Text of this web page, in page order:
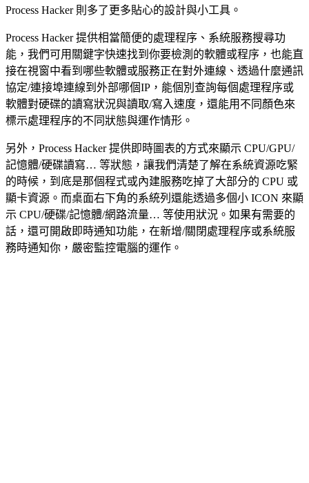
Process Hacker 則多了更多貼心的設計與小工具。
Process Hacker 提供相當簡便的處理程序、系統服務搜尋功
能，我們可用關鍵字快速找到你要檢測的軟體或程序，也能直
接在視窗中看到哪些軟體或服務正在對外連線、透過什麼通訊
協定/連接埠連線到外部哪個IP，能個別查詢每個處理程序或
軟體對硬碟的讀寫狀況與讀取/寫入速度，還能用不同顏色來
標示處理程序的不同狀態與運作情形。
另外，Process Hacker 提供即時圖表的方式來顯示 CPU/GPU/
記憶體/硬碟讀寫… 等狀態，讓我們清楚了解在系統資源吃緊
的時候，到底是那個程式或內建服務吃掉了大部分的 CPU 或
顯卡資源。而桌面右下角的系統列還能透過多個小 ICON 來顯
示 CPU/硬碟/記憶體/網路流量… 等使用狀況。如果有需要的
話，還可開啟即時通知功能，在新增/關閉處理程序或系統服
務時通知你，嚴密監控電腦的運作。